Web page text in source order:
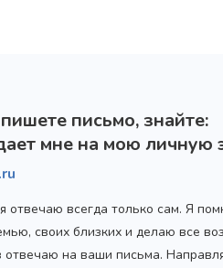
письмо, знайте:
мне на мою личную
отвечаю всегда только сам. Я
своих близких и делаю все
отвечаю на ваши письма.